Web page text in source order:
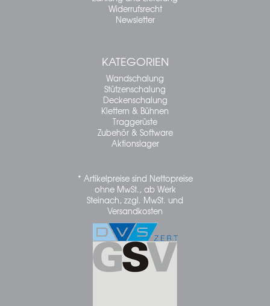
Widerrufsrecht
Newsletter
KATEGORIEN
Wandschalung
Stützenschalung
Deckenschalung
Klettern & Bühnen
Traggerüste
Zubehör & Software
Aktionslager
* Artikelpreise sind Nettopreise
ohne MwSt., ab Werk
Steinach, zzgl. MwSt. und
Versandkosten